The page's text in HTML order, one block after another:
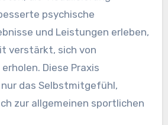
und emotionales
Zum Beispiel kann das
Dialogs mit
Momenten ein
Umfeld schaffen. Studien
die Visualisierung
psychische